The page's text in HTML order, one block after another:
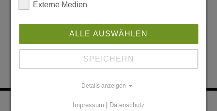
KONTAKT
Externe Medien
ALLE AUSWÄHLEN
SPEICHERN
Details anzeigen
Impressum Datenschutz